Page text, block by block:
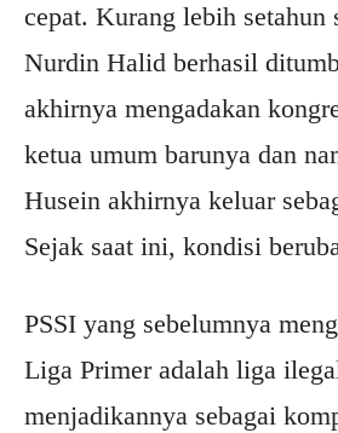
cepat. Kurang lebih setahun
Nurdin Halid berhasil
akhirnya mengadakan
ketua umum barunya dan
Husein akhirnya keluar
Sejak saat ini, kondisi
PSSI yang sebelumnya
Liga Primer adalah liga
menjadikannya sebagai